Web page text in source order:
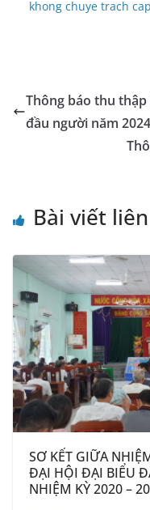
khong chuye trach
Thông báo thu
đầu người năm
Bài viết
SƠ KẾT GIỮA
ĐẠI HỘI ĐẠI BIỂU
NHIỆM KỲ 2020 –